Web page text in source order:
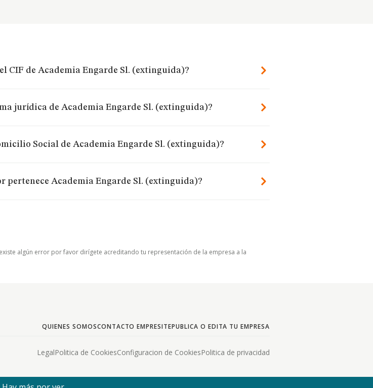
CIF de Academia Engarde Sl. (extinguida)?
jurídica de Academia Engarde Sl. (extinguida)?
Social de Academia Engarde Sl. (extinguida)?
pertenece Academia Engarde Sl. (extinguida)?
algún error por favor dirígete acreditando tu representación de la empresa a la
QUIENES SOMOSCONTACTO EMPRESITEPUBLICA O EDITA TU EMPRESA
LegalPolitica de CookiesConfiguracion de CookiesPolitica de privacidad